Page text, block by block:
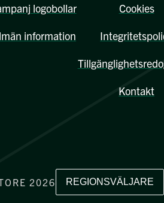
logobollar
information
Cookies
Kontakt
2026 REGIONSVÄLJARE